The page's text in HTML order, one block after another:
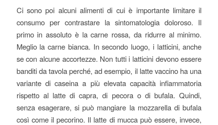
Ci sono poi alcuni alimenti di cui è importante limitare il
consumo per contrastare la sintomatologia doloroso. Il
primo in assoluto è la carne rossa, da ridurre al minimo.
Meglio la carne bianca. In secondo luogo, i latticini, anche
se con alcune accortezze. Non tutti i latticini devono essere
banditi da tavola perché, ad esempio, il latte vaccino ha una
variante di caseina a più elevata capacità infiammatoria
rispetto al latte di capra, di pecora o di bufala. Quindi,
senza esagerare, si può mangiare la mozzarella di bufala
così come il pecorino. Il latte di mucca può essere, invece,